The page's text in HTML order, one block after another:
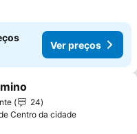
Ver preços
aos favoritos
24
Centro da cidade